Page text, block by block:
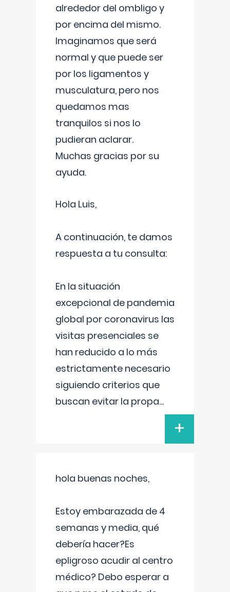
alrededor del ombligo y
por encima del mismo.
Imaginamos que será
normal y que puede ser
por los ligamentos y
musculatura, pero nos
quedamos mas
tranquilos si nos lo
pudieran aclarar.
Muchas gracias por su
ayuda.
Hola Luis,
A continuación, te damos
respuesta a tu consulta:
En la situación
excepcional de pandemia
global por coronavirus las
visitas presenciales se
han reducido a lo más
estrictamente necesario
siguiendo criterios que
buscan evitar la propa...
+
hola buenas noches,
Estoy embarazada de 4
semanas y media, qué
debería hacer?Es
epligroso acudir al centro
médico? Debo esperar a